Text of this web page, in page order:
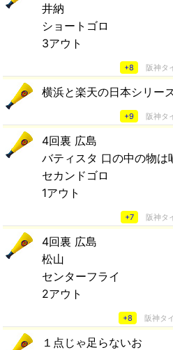
井納
ショートゴロ
3アウト
+8 阪神タ
横浜と楽天の日本シリー
+9 阪神タ
4回裏 広島
バティスタ 口の中の物は
セカンドゴロ
1アウト
+7 阪神タ
4回裏 広島
松山
センターフライ
2アウト
+8 阪神タ
１点じゃ足らないお